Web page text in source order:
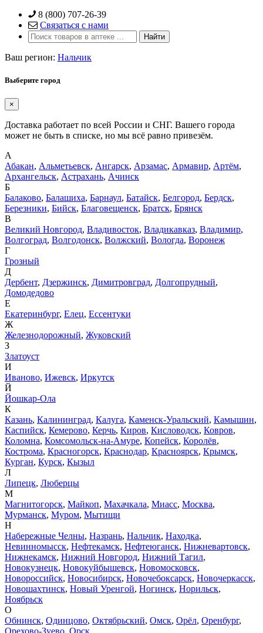
Skip
content
8 (800) 707-26-39
Связаться с нами
Ваш регион: Нальчик
Выберите город
×
Доставка работает по всей России и СНГ. Вашего города
может не быть в списке, но мы всё равно привезём.
А
Абакан, Альметьевск, Ангарск, Арзамас, Армавир, Артём,
Архангельск, Астрахань, Ачинск
Б
Балаково, Балашиха, Барнаул, Батайск, Белгород, Бердск,
Березники, Бийск, Благовещенск, Братск, Брянск
В
Великий Новгород, Владивосток, Владикавказ, Владимир,
Волгоград, Волгодонск, Волжский, Вологда, Воронеж
Г
Грозный
Д
Дербент, Дзержинск, Димитровград, Долгопрудный,
Домодедово
Е
Екатеринбург, Елец, Ессентуки
Ж
Железнодорожный, Жуковский
З
Златоуст
И
Иваново, Ижевск, Иркутск
Й
Йошкар-Ола
К
Казань, Калининград, Калуга, Каменск-Уральский, Камышин,
Каспийск, Кемерово, Керчь, Киров, Кисловодск, Ковров,
Коломна, Комсомольск-на-Амуре, Копейск, Королёв,
Кострома, Красногорск, Краснодар, Красноярск, Крымск,
Курган, Курск, Кызыл
Л
Липецк, Люберцы
М
Магнитогорск, Майкоп, Махачкала, Миасс, Москва,
Мурманск, Муром, Мытищи
Н
Набережные Челны, Назрань, Нальчик, Находка,
Невинномысск, Нефтекамск, Нефтеюганск, Нижневартовск,
Нижнекамск, Нижний Новгород, Нижний Тагил,
Новокузнецк, Новокуйбышевск, Новомосковск,
Новороссийск, Новосибирск, Новочебоксарск, Новочеркасск,
Новошахтинск, Новый Уренгой, Ногинск, Норильск,
Ноябрьск
О
Обнинск, Одинцово, Октябрьский, Омск, Орёл, Оренбург,